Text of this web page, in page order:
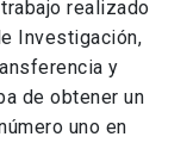
realizado
Investigación,
y
de obtener un
uno en